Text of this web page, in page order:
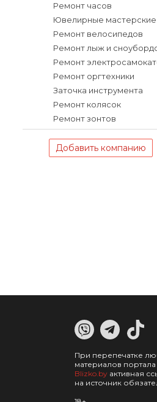
Ремонт часов
Ювелирные мастерские
Ремонт велосипедов
Ремонт лыж и
Ремонт
Ремонт оргтехники
Заточка инструмента
Ремонт колясок
Ремонт зонтов
Добавить компанию
При перепечатке
материалов портала
Blizko.by активная
на источник